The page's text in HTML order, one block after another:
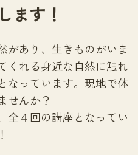
ます！
があり、生きものがいま
くれる身近な自然に触れ
なっています。現地で体
せんか？
全４回の講座となってい